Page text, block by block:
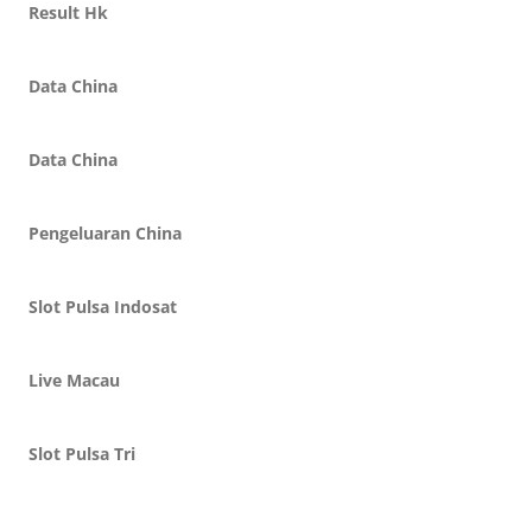
Result Hk
Data China
Data China
Pengeluaran China
Slot Pulsa Indosat
Live Macau
Slot Pulsa Tri